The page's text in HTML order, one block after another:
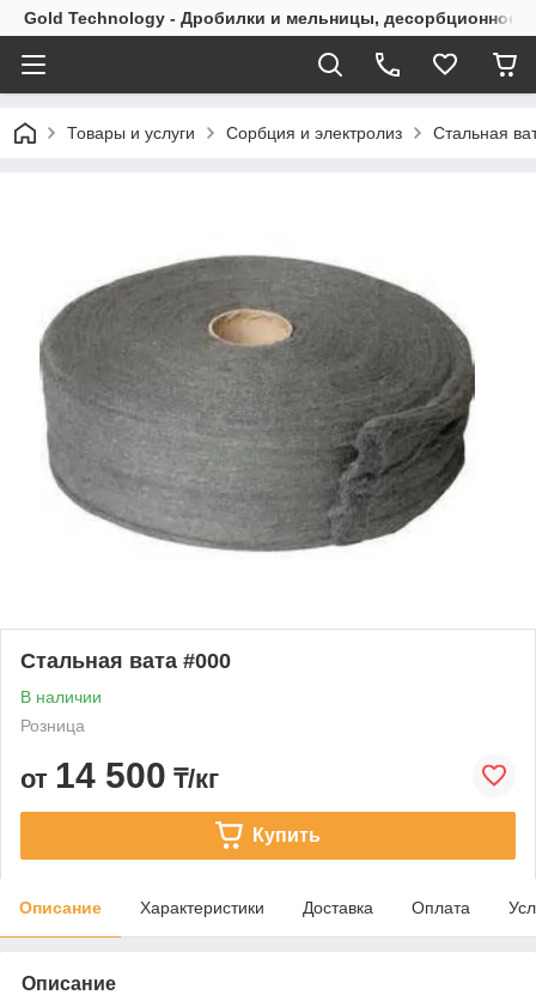
Gold Technology - Дробилки и мельницы, десорбционное
Товары и услуги Сорбция и электролиз Стальная
Стальная вата #000
В наличии
Розница
от 14 500 ₸/кг
Купить
Описание Характеристики Доставка Оплата
Описание